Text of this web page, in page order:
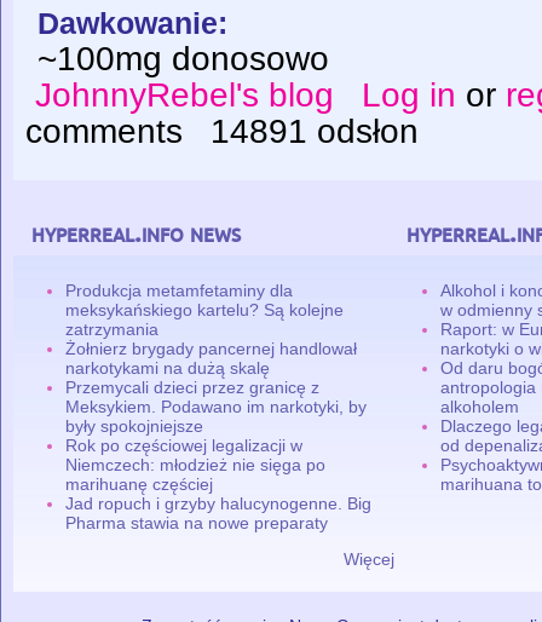
Dawkowanie:
~100mg donosowo
JohnnyRebel's blog
Log in or
comments
14891 odsłon
hyperreal.info news
Produkcja metamfetaminy dla
meksykańskiego kartelu? Są kolejne
zatrzymania
Żołnierz brygady pancernej handlował
narkotykami na dużą skalę
Przemycali dzieci przez granicę z
Meksykiem. Podawano im narkotyki, by
były spokojniejsze
Rok po częściowej legalizacji w
Niemczech: młodzież nie sięga po
marihuanę częściej
Jad ropuch i grzyby halucynogenne. Big
Pharma stawia na nowe preparaty
Więcej
Alkohol i
w odmienny
Raport: w
narkotyki o
Od daru
antropologia
alkoholem
Dlaczego
od
marihuana